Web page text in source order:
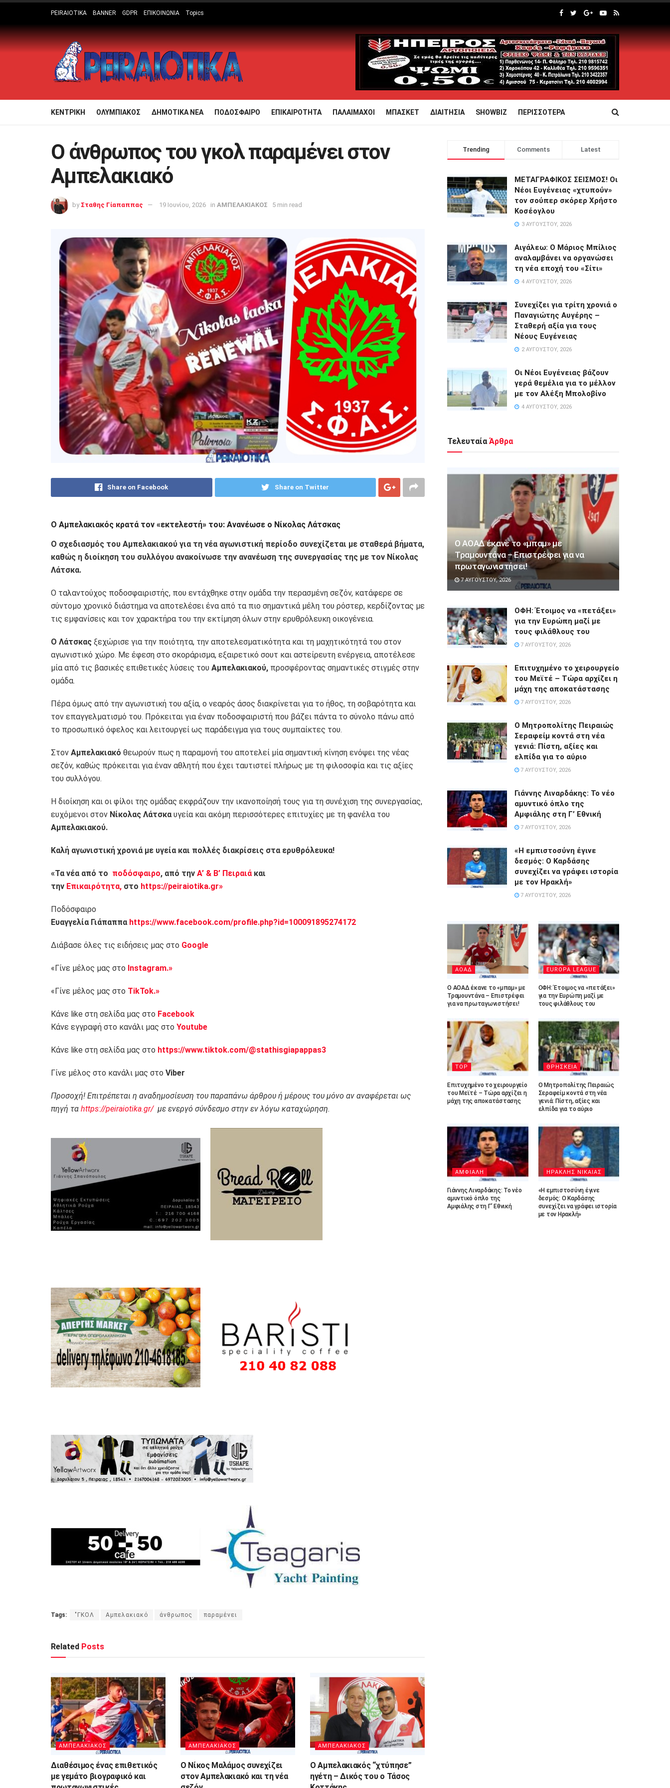
PEIRAIOTIKA BANNER GDPR ΕΠΙΚΟΙΝΩΝΙΑ Topics
ΚΕΝΤΡΙΚΗ ΟΛΥΜΠΙΑΚΟΣ ΔΗΜΟΤΙΚΑ ΝΕΑ ΠΟΔΟΣΦΑΙΡΟ ΕΠΙΚΑΙΡΟΤΗΤΑ ΠΑΛΑΙΜΑΧΟΙ ΜΠΑΣΚΕΤ ΔΙΑΙΤΗΣΙΑ SHOWBIZ ΠΕΡΙΣΣΟΤΕΡΑ
Ο άνθρωπος του γκολ παραμένει στον
Αμπελακιακό
by Σταθης Γίαπαππας 19 Ιουνίου, 2026 in ΑΜΠΕΛΑΚΙΑΚΟΣ 5 min read
Share on Facebook Share on Twitter
Ο Αμπελακιακός κρατά τον «εκτελεστή» του: Ανανέωσε ο Νίκολας Λάτσκας
Ο σχεδιασμός του Αμπελακιακού για τη νέα αγωνιστική περίοδο συνεχίζεται με σταθερά βήματα,
καθώς η διοίκηση του συλλόγου ανακοίνωσε την ανανέωση της συνεργασίας της με τον Νίκολας
Λάτσκα.
Ο ταλαντούχος ποδοσφαιριστής, που εντάχθηκε στην ομάδα την περασμένη σεζόν, κατάφερε σε
σύντομο χρονικό διάστημα να αποτελέσει ένα από τα πιο σημαντικά μέλη του ρόστερ, κερδίζοντας με
τις εμφανίσεις και τον χαρακτήρα του την εκτίμηση όλων στην ερυθρόλευκη οικογένεια.
Ο Λάτσκας ξεχώρισε για την ποιότητα, την αποτελεσματικότητα και τη μαχητικότητά του στον
αγωνιστικό χώρο. Με έφεση στο σκοράρισμα, εξαιρετικό σουτ και αστείρευτη ενέργεια, αποτέλεσε
μία από τις βασικές επιθετικές λύσεις του Αμπελακιακού, προσφέροντας σημαντικές στιγμές στην
ομάδα.
Πέρα όμως από την αγωνιστική του αξία, ο νεαρός άσος διακρίνεται για το ήθος, τη σοβαρότητα και
τον επαγγελματισμό του. Πρόκειται για έναν ποδοσφαιριστή που βάζει πάντα το σύνολο πάνω από
το προσωπικό όφελος και λειτουργεί ως παράδειγμα για τους συμπαίκτες του.
Στον Αμπελακιακό θεωρούν πως η παραμονή του αποτελεί μία σημαντική κίνηση ενόψει της νέας
σεζόν, καθώς πρόκειται για έναν αθλητή που έχει ταυτιστεί πλήρως με τη φιλοσοφία και τις αξίες
του συλλόγου.
Η διοίκηση και οι φίλοι της ομάδας εκφράζουν την ικανοποίησή τους για τη συνέχιση της συνεργασίας,
ευχόμενοι στον Νίκολας Λάτσκα υγεία και ακόμη περισσότερες επιτυχίες με τη φανέλα του
Αμπελακιακού.
Καλή αγωνιστική χρονιά με υγεία και πολλές διακρίσεις στα ερυθρόλευκα!
«Τα νέα από το ποδόσφαιρο, από την Α’ & Β’ Πειραιάκαι
την Επικαιρότητα, στο https://peiraiotika.gr»
Ποδόσφαιρο
Ευαγγελία Γιάπαππα https://www.facebook.com/profile.php?id=100091895274172
Διάβασε όλες τις ειδήσεις μας στο Google
«Γίνε μέλος μας στο Instagram.»
«Γίνε μέλος μας στο TikTok.»
Κάνε like στη σελίδα μας στο Facebook
Κάνε εγγραφή στο κανάλι μας στο Youtube
Κάνε like στη σελίδα μας στο https://www.tiktok.com/@stathisgiapappas3
Γίνε μέλος στο κανάλι μας στο Viber
Προσοχή! Επιτρέπεται η αναδημοσίευση του παραπάνω άρθρου ή μέρους του μόνο αν αναφέρεται ως
πηγή τα https://peiraiotika.gr/με ενεργό σύνδεσμο στην εν λόγω καταχώρηση.
Tags: "ΓΚΟΛ Αμπελακιακό άνθρωπος παραμένει
Related Posts
ΑΜΠΕΛΑΚΙΑΚΟΣ
Διαθέσιμος ένας επιθετικός
με γεμάτο βιογραφικό και
ΑΜΠΕΛΑΚΙΑΚΟΣ
Ο Νίκος Μαλάμος συνεχίζει
στον Αμπελακιακό και τη νέα
ΑΜΠΕΛΑΚΙΑΚΟΣ
Ο Αμπελακιακός “χτύπησε”
ηγέτη – Δικός του ο Τάσος
Trending Comments Latest
ΜΕΤΑΓΡΑΦΙΚΟΣ ΣΕΙΣΜΟΣ! Οι
Νέοι Ευγένειας «χτυπούν»
τον σούπερ σκόρερ Χρήστο
Κοσέογλου
3 ΑΥΓΟΎΣΤΟΥ, 2026
Αιγάλεω: Ο Μάριος Μπίλιος
αναλαμβάνει να οργανώσει
τη νέα εποχή του «Σίτι»
4 ΑΥΓΟΎΣΤΟΥ, 2026
Συνεχίζει για τρίτη χρονιά ο
Παναγιώτης Αυγέρης –
Σταθερή αξία για τους
Νέους Ευγένειας
2 ΑΥΓΟΎΣΤΟΥ, 2026
Οι Νέοι Ευγένειας βάζουν
γερά θεμέλια για το μέλλον
με τον Αλέξη Μπολοβίνο
4 ΑΥΓΟΎΣΤΟΥ, 2026
Τελευταία Άρθρα
Ο ΑΟΑΔ έκανε το «μπαμ» με
Τραμουντάνα – Επιστρέφει για να
πρωταγωνιστήσει!
7 ΑΥΓΟΎΣΤΟΥ, 2026
ΟΦΗ: Έτοιμος να «πετάξει»
για την Ευρώπη μαζί με
τους φιλάθλους του
7 ΑΥΓΟΎΣΤΟΥ, 2026
Επιτυχημένο το χειρουργείο
του Μεϊτέ – Τώρα αρχίζει η
μάχη της αποκατάστασης
7 ΑΥΓΟΎΣΤΟΥ, 2026
Ο Μητροπολίτης Πειραιώς
Σεραφείμ κοντά στη νέα
γενιά: Πίστη, αξίες και
ελπίδα για το αύριο
7 ΑΥΓΟΎΣΤΟΥ, 2026
Γιάννης Λιναρδάκης: Το νέο
αμυντικό όπλο της
Αμφιάλης στη Γ’ Εθνική
7 ΑΥΓΟΎΣΤΟΥ, 2026
«Η εμπιστοσύνη έγινε
δεσμός: Ο Καρδάσης
συνεχίζει να γράφει ιστορία
με τον Ηρακλή»
7 ΑΥΓΟΎΣΤΟΥ, 2026
ΑΟΑΔ
Ο ΑΟΑΔ έκανε το «μπαμ» με
Τραμουντάνα – Επιστρέφει
για να πρωταγωνιστήσει!
EUROPA LEAGUE
ΟΦΗ: Έτοιμος να «πετάξει»
για την Ευρώπη μαζί με
τους φιλάθλους του
TOP
Επιτυχημένο το χειρουργείο
του Μεϊτέ – Τώρα αρχίζει η
μάχη της αποκατάστασης
ΘΡΗΣΚΕΙΑ
Ο Μητροπολίτης Πειραιώς
Σεραφείμ κοντά στη νέα
γενιά: Πίστη, αξίες και
ελπίδα για το αύριο
ΑΜΦΙΑΛΗ
Γιάννης Λιναρδάκης: Το νέο
αμυντικό όπλο της
Αμφιάλης στη Γ’ Εθνική
ΗΡΑΚΛΗΣ ΝΙΚΑΙΑΣ
«Η εμπιστοσύνη έγινε
δεσμός: Ο Καρδάσης
συνεχίζει να γράφει ιστορία
με τον Ηρακλή»